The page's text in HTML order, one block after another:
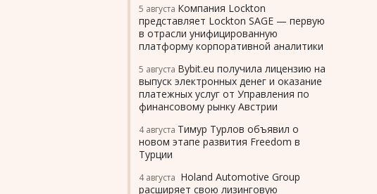
5 августа Компания Lockton
представляет Lockton SAGE — первую
в отрасли унифицированную
платформу корпоративной аналитики
5 августа Bybit.eu получила лицензию на
выпуск электронных денег и оказание
платежных услуг от Управления по
финансовому рынку Австрии
4 августа Тимур Турлов объявил о
новом этапе развития Freedom в
Турции
4 августа Holand Automotive Group
расширяет свою лизинговую